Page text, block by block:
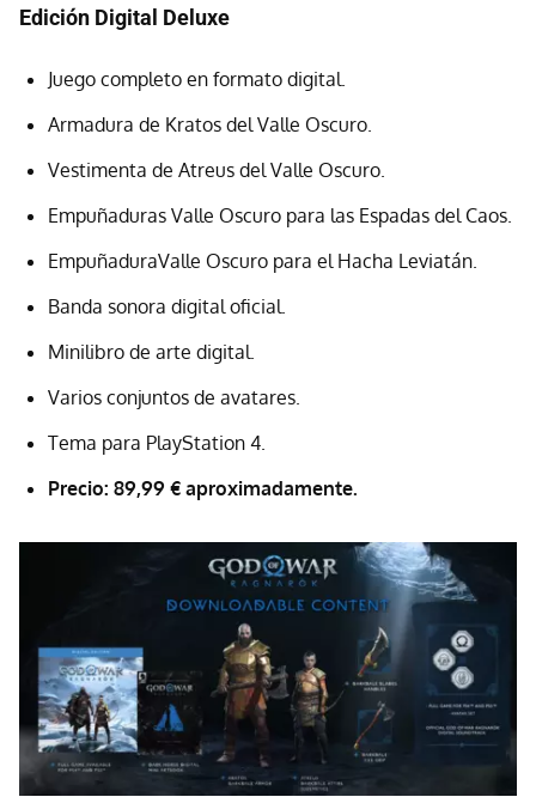
Edición Digital Deluxe
Juego completo en formato digital.
Armadura de Kratos del Valle Oscuro.
Vestimenta de Atreus del Valle Oscuro.
Empuñaduras Valle Oscuro para las Espadas del Caos.
EmpuñaduraValle Oscuro para el Hacha Leviatán.
Banda sonora digital oficial.
Minilibro de arte digital.
Varios conjuntos de avatares.
Tema para PlayStation 4.
Precio: 89,99 € aproximadamente.